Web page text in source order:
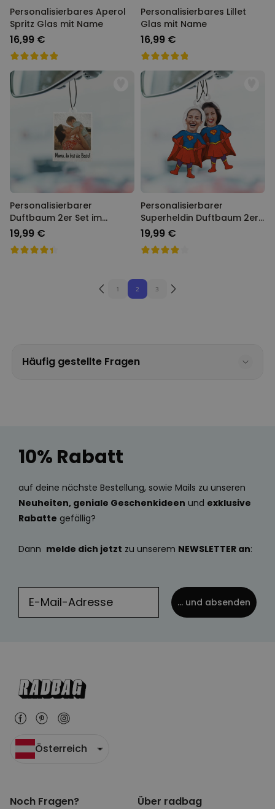
Personalisierbares Aperol
Spritz Glas mit Name
16,99 €
Personalisierbares Lillet
Glas mit Name
16,99 €
Personalisierbarer
Duftbaum 2er Set im
Polaroid-Look
19,99 €
Personalisierbarer
Superheldin Duftbaum 2er
Set mit Gesicht
19,99 €
1 2 3
Häufig gestellte Fragen
10% Rabatt
auf deine nächste Bestellung, sowie Mails zu unseren
Neuheiten, geniale Geschenkideen und exklusive
Rabatte gefällig?
Dann melde dich jetzt zu unserem NEWSLETTER an:
... und absenden
Österreich
Noch Fragen? Über radbag